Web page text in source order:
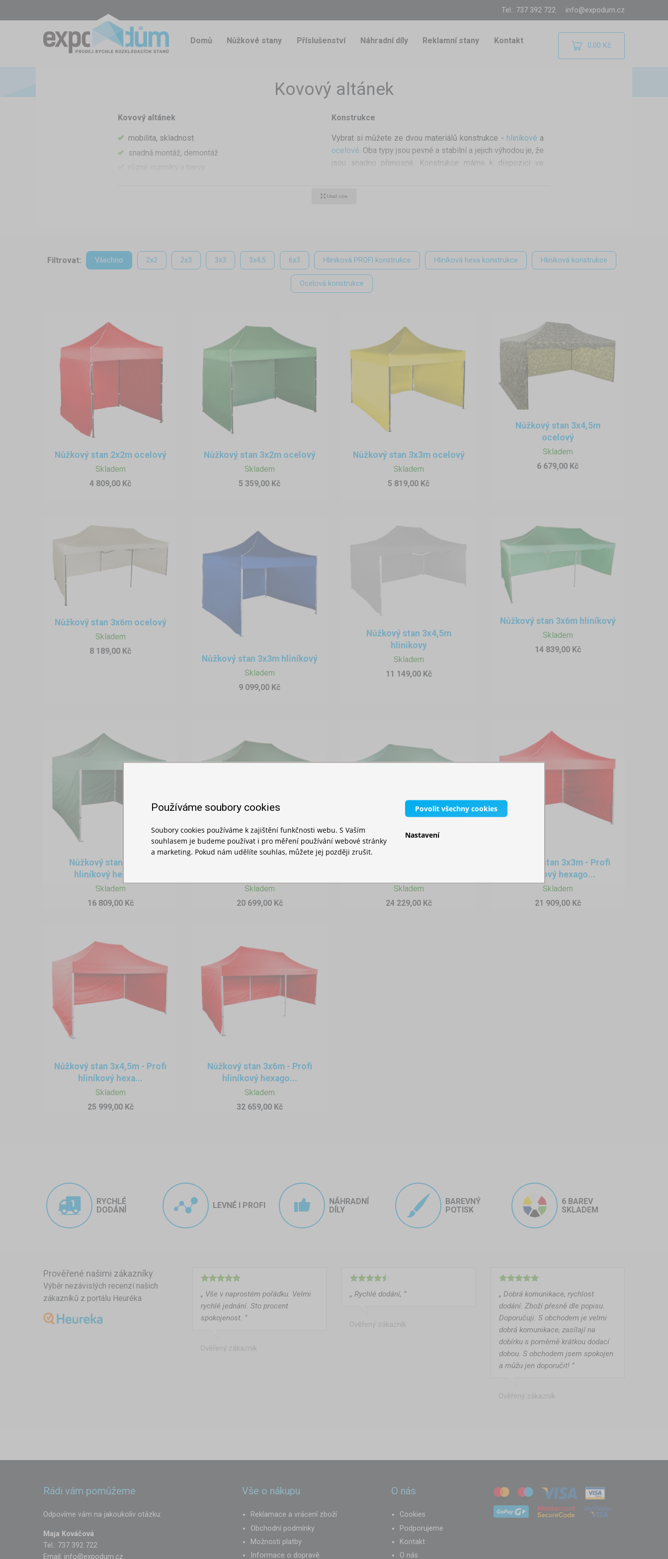
Tel.: 737 392 722 info@expodum.cz
Domů Nůžkové stany Příslušenství Náhradní díly Reklamní stany Kontakt 0,00 Kč
Kovový altánek
Kovový altánek
mobilita, skladnost
snadná montáž, demontáž
poslouží také jako zahradní altány. Bez použití nářadí
během pár minut dokážete kovový altán postavit
kdekoliv. Máte na výběr z 5 rozměrů v 6 barevných
Konstrukce
Vybrat si můžete ze dvou materiálů konstrukce - hliníkové a
ocelové. Oba typy jsou pevné a stabilní a jejich výhodou je, že
jsou snadno přenosné. Konstrukce máme k dispozici ve
jednoduše upevnit suchými zipy na střechu stanu. V nabídce
Nůžková konstrukce kovového altánku zajišťuje, že altán
snadno rozloží jedna osoba během pár minut. Kotvení
pomocí kolíků
odolá také silnějším výkyvům počasí.
Před uskladněním doporučujeme střešní plachtu důkladně
vysušit, čímž zabráníte tvorbě plísní. Jinak je skládací stánek
nenáročný na skladování. Po složení
nezabere
Ukaž více
Filtrovat: Všechno 2x2 2x3 3x3 3x4,5 6x3 Hliníková PROFI konstrukce Hliníková hexa konstrukce Hliníková konstrukce
Ocelová konstrukce
Nůžkový stan 2x2m ocelový
Skladem
4 809,00 Kč
Nůžkový stan 3x2m ocelový
Skladem
5 359,00 Kč
Nůžkový stan 3x3m ocelový
Skladem
5 819,00 Kč
Nůžkový stan 3x4,5m
ocelový
Skladem
6 679,00 Kč
Nůžkový stan 3x6m ocelový
Skladem
8 189,00 Kč
Nůžkový stan 3x3m hliníkový
Skladem
9 099,00 Kč
Nůžkový stan 3x4,5m
hlinikovy
Skladem
11 149,00 Kč
Nůžkový stan 3x6m hliníkový
Skladem
14 839,00 Kč
Nůžkový stan 3x3m -
hliníkový hexagon
Skladem
16 809,00 Kč
Skladem
20 699,00 Kč
Skladem
24 229,00 Kč
Nůžkový stan 3x3m - Profi
hliníkový hexago...
Skladem
21 909,00 Kč
Nůžkový stan 3x4,5m - Profi
hliníkový hexa...
Skladem
25 999,00 Kč
Nůžkový stan 3x6m - Profi
hliníkový hexago...
Skladem
32 659,00 Kč
RYCHLÉ
DODÁNÍ
LEVNÉ I PROFI
NÁHRADNÍ
DÍLY
BAREVNÝ
POTISK
6 BAREV
SKLADEM
Prověřené našimi zákazníky
Výběr nezávislých recenzí našich
zákazníků z portálu Heuréka
„ Vše v naprostém pořádku. Velmi
rychlé jednání. Sto procent
spokojenost. ”
Ověřený zákazník
„ Rychlé dodání, ”
Ověřený zákazník
„ Dobrá komunikace, rychlost
dodání. Zboží přesně dle popisu.
Doporučuji. S obchodem je velmi
dobrá komunikace, zasílají na
dobírku s poměrně krátkou dodací
dobou. S obchodem jsem spokojen
a můžu jen doporučit! ”
Ověřený zákazník
Rádi vám pomůžeme
Odpovíme vám na jakoukoliv otázku:
Maja Kováčová
Tel.: 737 392 722
Email: info@expodum.cz
Vše o nákupu
Reklamace a vrácení zboží
Obchodní podmínky
Možnosti platby
Informace o dopravě
O nás
Cookies
Podporujeme
Kontakt
O nás
Používáme soubory cookies
Soubory cookies používáme k zajištění funkčnosti webu. S Vaším
souhlasem je budeme používat i pro měření používání webové stránky
a marketing. Pokud nám udělíte souhlas, můžete jej později zrušit.
Povolit všechny cookies
Nastavení